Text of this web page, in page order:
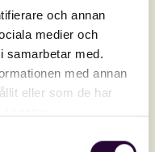
och annan
medier och
samarbetar med.
med annan
eller som de har